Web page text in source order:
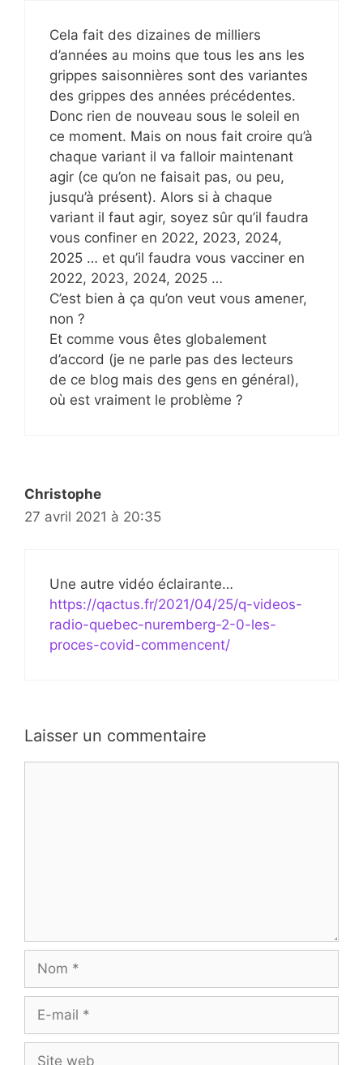
Cela fait des dizaines de milliers
d’années au moins que tous les ans les
grippes saisonnières sont des variantes
des grippes des années précédentes.
Donc rien de nouveau sous le soleil en
ce moment. Mais on nous fait croire qu’à
chaque variant il va falloir maintenant
agir (ce qu’on ne faisait pas, ou peu,
jusqu’à présent). Alors si à chaque
variant il faut agir, soyez sûr qu’il faudra
vous confiner en 2022, 2023, 2024,
2025 … et qu’il faudra vous vacciner en
2022, 2023, 2024, 2025 …
C’est bien à ça qu’on veut vous amener,
non ?
Et comme vous êtes globalement
d’accord (je ne parle pas des lecteurs
de ce blog mais des gens en général),
où est vraiment le problème ?
Christophe
27 avril 2021 à 20:35
Une autre vidéo éclairante…
https://qactus.fr/2021/04/25/q-videos-
radio-quebec-nuremberg-2-0-les-
proces-covid-commencent/
Laisser un commentaire
mail